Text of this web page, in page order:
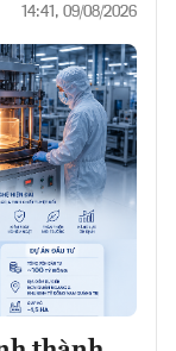
14:41, 09/08/2026